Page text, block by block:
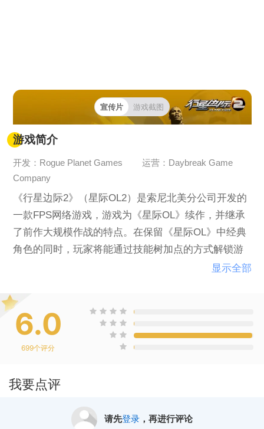
宣传片 游戏截图
游戏简介
开发：Rogue Planet Games
运营：Daybreak Game
Company
《行星边际2》（星际OL2）是索尼北美分公司开发的
一款FPS网络游戏，游戏为《星际OL》续作，并继承
了前作大规模作战的特点。在保留《星际OL》中经典
角色的同时，玩家将能通过技能树加点的方式解锁游
显示全部
6.0
699个评分
我要点评
请先登录，再进行评论